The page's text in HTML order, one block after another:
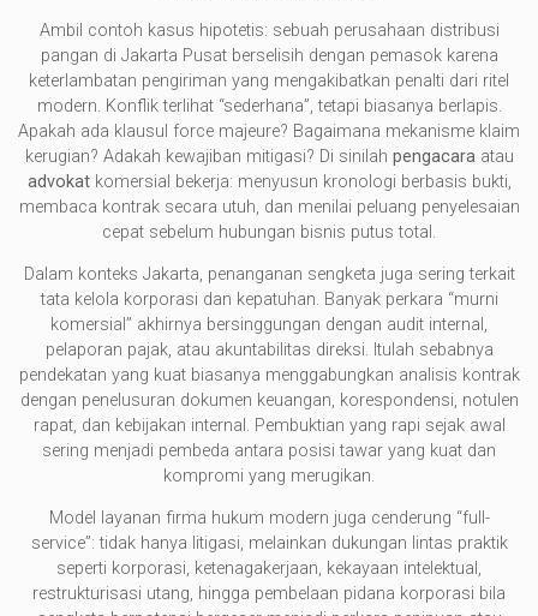
Ambil contoh kasus hipotetis: sebuah perusahaan distribusi
pangan di Jakarta Pusat berselisih dengan pemasok karena
keterlambatan pengiriman yang mengakibatkan penalti dari ritel
modern. Konflik terlihat “sederhana”, tetapi biasanya berlapis.
Apakah ada klausul force majeure? Bagaimana mekanisme klaim
kerugian? Adakah kewajiban mitigasi? Di sinilah pengacaraatau
advokatkomersial bekerja: menyusun kronologi berbasis bukti,
membaca kontrak secara utuh, dan menilai peluang penyelesaian
cepat sebelum hubungan bisnis putus total.
Dalam konteks Jakarta, penanganan sengketa juga sering terkait
tata kelola korporasi dan kepatuhan. Banyak perkara “murni
komersial” akhirnya bersinggungan dengan audit internal,
pelaporan pajak, atau akuntabilitas direksi. Itulah sebabnya
pendekatan yang kuat biasanya menggabungkan analisis kontrak
dengan penelusuran dokumen keuangan, korespondensi, notulen
rapat, dan kebijakan internal. Pembuktian yang rapi sejak awal
sering menjadi pembeda antara posisi tawar yang kuat dan
kompromi yang merugikan.
Model layanan firma hukum modern juga cenderung “full-
service”: tidak hanya litigasi, melainkan dukungan lintas praktik
seperti korporasi, ketenagakerjaan, kekayaan intelektual,
restrukturisasi utang, hingga pembelaan pidana korporasi bila